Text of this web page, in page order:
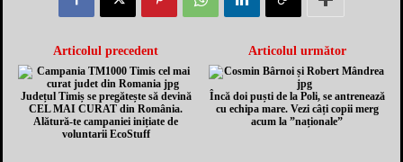
Articolul precedent
Județul Timiș se pregătește să devină
CEL MAI CURAT din România.
Alătură-te campaniei inițiate de
voluntarii EcoStuff
Articolul următor
Încă doi puști de la Poli, se antrenează
cu echipa mare. Vezi câți copii merg
acum la ”naționale”